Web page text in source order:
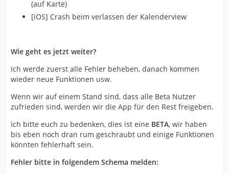
(auf Karte)
[iOS] Crash beim verlassen der Kalenderview
Wie geht es jetzt weiter?
Ich werde zuerst alle Fehler beheben, danach kommen
wieder neue Funktionen usw.
Wenn wir auf einem Stand sind, dass alle Beta Nutzer
zufrieden sind, werden wir die App für den Rest freigeben.
Ich bitte euch zu bedenken, dies ist eine BETA, wir haben
bis eben noch dran rum geschraubt und einige Funktionen
könnten fehlerhaft sein.
Fehler bitte in folgendem Schema melden: